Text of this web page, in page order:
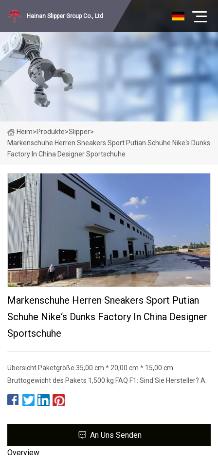
Hainan Slipper Group Co., Ltd
Heim>Produkte>Slipper>
Markenschuhe Herren Sneakers Sport Putian Schuhe Nike‘s Dunks
Factory In China Designer Sportschuhe
Markenschuhe Herren Sneakers Sport Putian
Schuhe Nike‘s Dunks Factory In China Designer
Sportschuhe
Übersicht Paketgröße 35,00 cm * 20,00 cm * 15,00 cm
Bruttogewicht des Pakets 1,500 kg FAQ F1: Sind Sie Hersteller? A:
An Uns Senden
Overview